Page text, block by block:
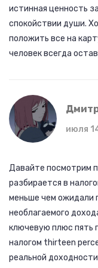
истинная ценность
спокойствии души.
положить все на
человек всегда
июля
Давайте посмотрим
разбирается в
меньше чем ожидали
необлагаемого
ключевую плюс пять
налогом thirteen
реальной